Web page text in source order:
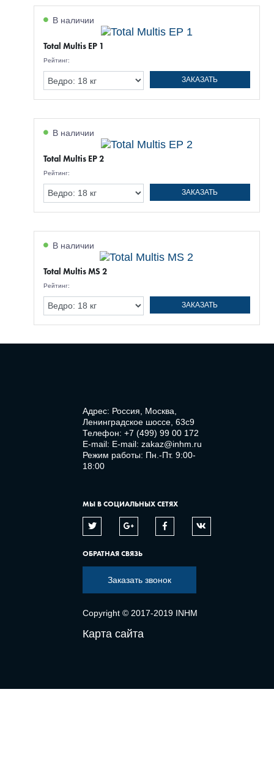
В наличии
Total Multis EP 1
Рейтинг:
ЗАКАЗАТЬ
В наличии
Total Multis EP 2
Рейтинг:
ЗАКАЗАТЬ
В наличии
Total Multis MS 2
Рейтинг:
ЗАКАЗАТЬ
Адрес: Россия, Москва,
Ленинградское шоссе, 63с9
Телефон: +7 (499) 99 00 172
E-mail: E-mail: zakaz@inhm.ru
Режим работы: Пн.-Пт. 9:00-
18:00
МЫ В СОЦИАЛЬНЫХ СЕТЯХ
ОБРАТНАЯ СВЯЗЬ
Заказать звонок
Copyright © 2017-2019 INHM
Карта сайта